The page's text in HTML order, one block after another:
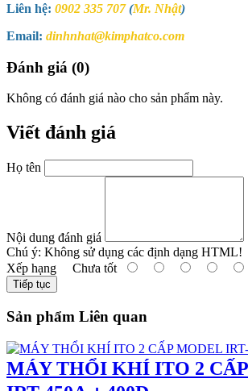
Liên hệ: 0902 335 707(Mr. Nhật)
Email: dinhnhat@kimphatco.com
Đánh giá (0)
Không có đánh giá nào cho sản phẩm này.
Viết đánh giá
Họ tên
Nội dung đánh giá
Chú ý: Không sử dụng các định dạng HTML!
Xếp hạng Chưa tốt
Tiếp tục
Sản phẩm Liên quan
MÁY THỔI KHÍ ITO 2